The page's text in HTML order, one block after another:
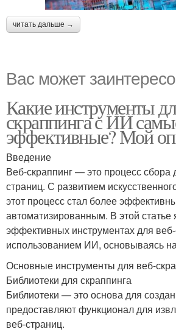
читать дальше →
Вас может
Какие инструменты
скраппинга с ИИ
эффективные? Мой
Введение
Веб-скраппинг — это процесс сбора
страниц. С развитием
этот процесс стал более
автоматизированным. В этой
эффективных инструментах для
использованием ИИ, основываясь
Основные инструменты для веб-
Библиотеки для скраппинга
Библиотеки — это основа для
предоставляют функционал для
веб-страниц.